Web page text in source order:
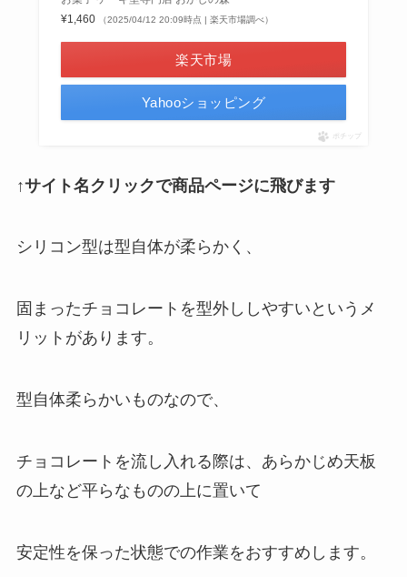
¥1,460
（2025/04/12 20:09時点 | 楽天市場調べ）
楽天市場
Yahooショッピング
ポチップ
↑サイト名クリックで商品ページに飛びます
シリコン型は型自体が柔らかく、
固まったチョコレートを型外ししやすいというメ
リットがあります。
型自体柔らかいものなので、
チョコレートを流し入れる際は、あらかじめ天板
の上など平らなものの上に置いて
安定性を保った状態での作業をおすすめします。